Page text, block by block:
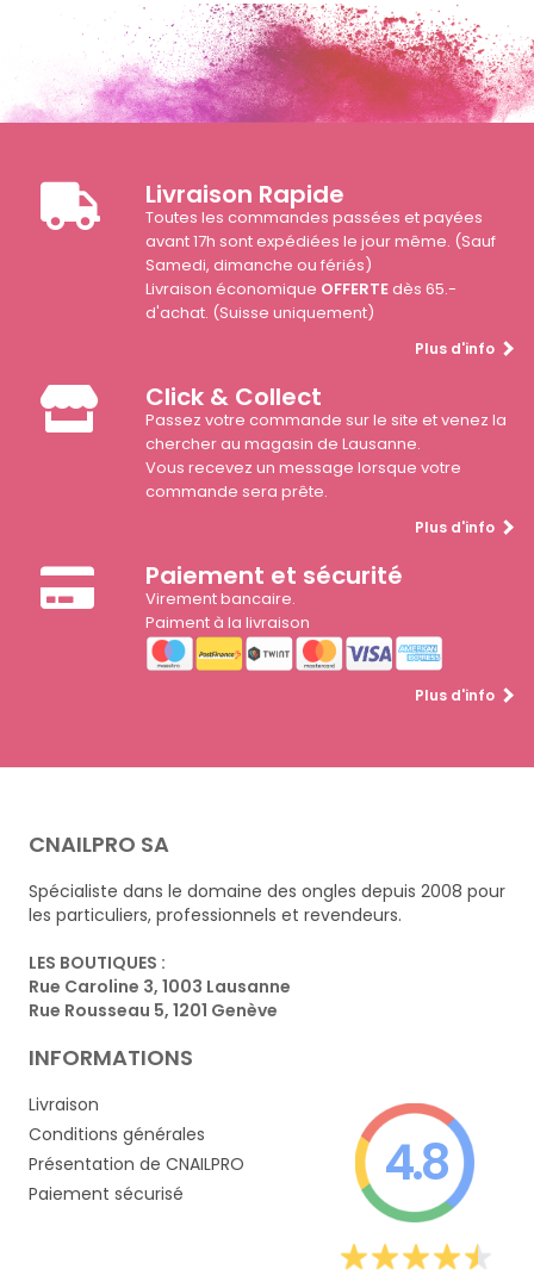
Livraison Rapide
Toutes les commandes passées et payées
avant 17h sont expédiées le jour même. (Sauf
Samedi, dimanche ou fériés)
Livraison économique OFFERTEdès 65.-
d'achat. (Suisse uniquement)
Plus d'info
Click & Collect
Passez votre commande sur le site et venez la
chercher au magasin de Lausanne.
Vous recevez un message lorsque votre
commande sera prête.
Plus d'info
Paiement et sécurité
Virement bancaire.
Paiment à la livraison
Plus d'info
CNAILPRO SA
Spécialiste dans le domaine des ongles depuis 2008 pour
les particuliers, professionnels et revendeurs.
LES BOUTIQUES :
Rue Caroline 3, 1003 Lausanne
Rue Rousseau 5, 1201 Genève
INFORMATIONS
Livraison
Conditions générales
Présentation de CNAILPRO
Paiement sécurisé
4.8